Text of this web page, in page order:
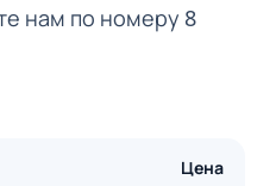
нам по номеру 8
Цена